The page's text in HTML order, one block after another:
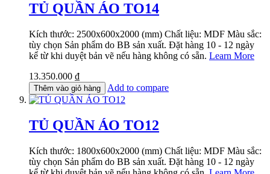
TỦ QUẦN ÁO TO14
Kích thước: 2500x600x2000 (mm) Chất liệu: MDF Màu sắc:
tùy chọn Sản phẩm do BB sản xuất. Đặt hàng 10 - 12 ngày
kể từ khi duyệt bản vẽ nếu hàng không có sẵn. Learn More
13.350.000 ₫
Thêm vào giỏ hàng Add to compare
TỦ QUẦN ÁO TO12
Kích thước: 1800x600x2000 (mm) Chất liệu: MDF Màu sắc:
tùy chọn Sản phẩm do BB sản xuất. Đặt hàng 10 - 12 ngày